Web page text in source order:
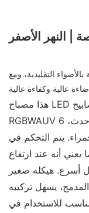
| النهر الأصفر
التقليدية، ومع
هذا مصباح LED صغير الحجم من إنتاجنا، مزود بخمس مصابيح
RGBWAUV 6 في 1 بقدرة 10 واط. يتميز بتصميمه الأحدث،
يتم التحكم في
أنه عند ارتفاع
أسرع. هيكله صغير
يسهل تركيبه
للاستخدام في